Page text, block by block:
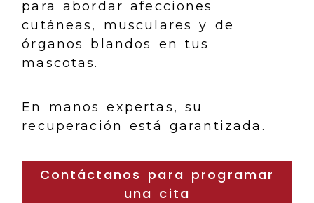
para abordar afecciones
cutáneas, musculares y de
órganos blandos en tus
mascotas.
En manos expertas, su
recuperación está garantizada.
Contáctanos para programar
una cita